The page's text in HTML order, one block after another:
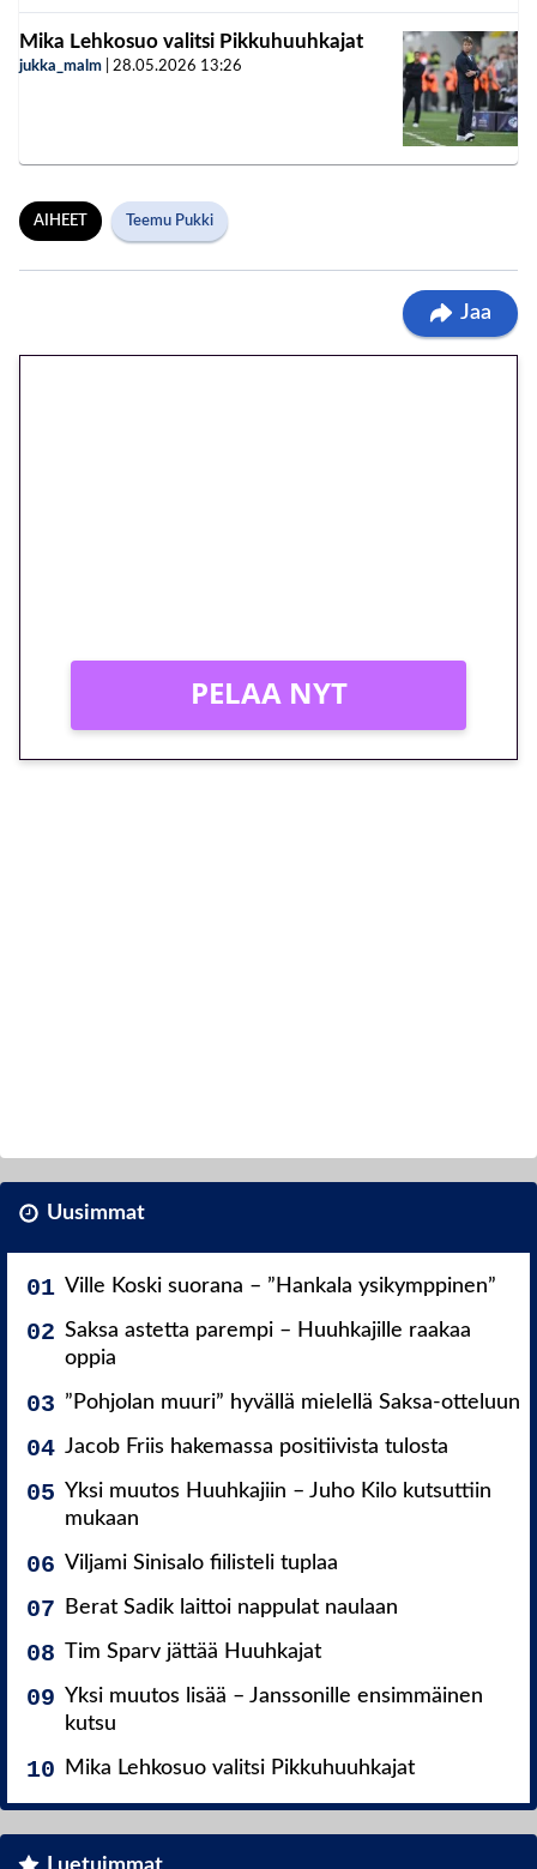
Mika Lehkosuo valitsi Pikkuhuuhkajat
jukka_malm 28.05.2026 13:26
AIHEET Teemu Pukki
Jaa
PELAA NYT
Uusimmat
Ville Koski suorana – ”Hankala ysikymppinen”
Saksa astetta parempi – Huuhkajille raakaa
oppia
”Pohjolan muuri” hyvällä mielellä Saksa-otteluun
Jacob Friis hakemassa positiivista tulosta
Yksi muutos Huuhkajiin – Juho Kilo kutsuttiin
mukaan
Viljami Sinisalo fiilisteli tuplaa
Berat Sadik laittoi nappulat naulaan
Tim Sparv jättää Huuhkajat
Yksi muutos lisää – Janssonille ensimmäinen
kutsu
Mika Lehkosuo valitsi Pikkuhuuhkajat